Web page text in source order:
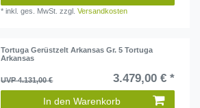
*inkl. ges. MwSt. zzgl.Versandkosten
Tortuga Gerüstzelt Arkansas Gr. 5 Tortuga
Arkansas
UVP 4.131,00 € 3.479,00 € *
In den Warenkorb